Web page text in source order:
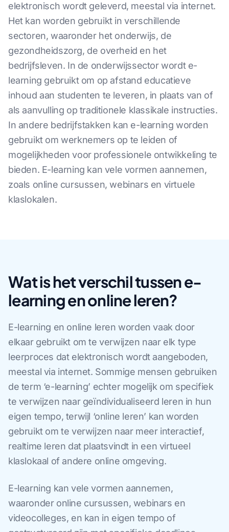
elektronisch wordt geleverd, meestal via internet.
Het kan worden gebruikt in verschillende
sectoren, waaronder het onderwijs, de
gezondheidszorg, de overheid en het
bedrijfsleven. In de onderwijssector wordt e-
learning gebruikt om op afstand educatieve
inhoud aan studenten te leveren, in plaats van of
als aanvulling op traditionele klassikale instructies.
In andere bedrijfstakken kan e-learning worden
gebruikt om werknemers op te leiden of
mogelijkheden voor professionele ontwikkeling te
bieden. E-learning kan vele vormen aannemen,
zoals online cursussen, webinars en virtuele
klaslokalen.
Wat is het verschil tussen e-
learning en online leren?
E-learning en online leren worden vaak door
elkaar gebruikt om te verwijzen naar elk type
leerproces dat elektronisch wordt aangeboden,
meestal via internet. Sommige mensen gebruiken
de term ‘e-learning’ echter mogelijk om specifiek
te verwijzen naar geïndividualiseerd leren in hun
eigen tempo, terwijl ‘online leren’ kan worden
gebruikt om te verwijzen naar meer interactief,
realtime leren dat plaatsvindt in een virtueel
klaslokaal of andere online omgeving.
E-learning kan vele vormen aannemen,
waaronder online cursussen, webinars en
videocolleges, en kan in eigen tempo of